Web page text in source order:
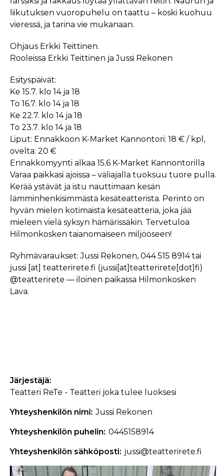
liikutuksen vuoropuhelu on taattu – koski kuohuu
vieressä, ja tarina vie mukanaan.
Ohjaus Erkki Teittinen.
Rooleissa Erkki Teittinen ja Jussi Rekonen
Esityspäivät:
Ke 15.7. klo 14 ja 18
To 16.7. klo 14 ja 18
Ke 22.7. klo 14 ja 18
To 23.7. klo 14 ja 18
Liput: Ennakkoon K-Market Kannontori: 18 € / kpl,
ovelta: 20 €
Ennakkomyynti alkaa 15.6 K-Market Kannontorilla
Varaa paikkasi ajoissa – väliajalla tuoksuu tuore pulla.
Kerää ystävät ja istu nauttimaan kesän
lämminhenkisimmästä kesäteatterista. Perintö on
hyvän mielen kotimaista kesäteatteria, joka jää
mieleen vielä syksyn hämärissäkin. Tervetuloa
Hilmonkosken taianomaiseen miljööseen!
Ryhmävaraukset: Jussi Rekonen, 044 515 8914 tai
jussi [at] teatterirete.fi (jussi[at]teatterirete[dot]fi)
@teatterirete — iloinen paikassa Hilmonkosken
Lava.
Järjestäjä
Teatteri ReTe - Teatteri joka tulee luoksesi
Yhteyshenkilön nimi Jussi Rekonen
Yhteyshenkilön puhelin 0445158914
Yhteyshenkilön sähköposti jussi@teatterirete.fi